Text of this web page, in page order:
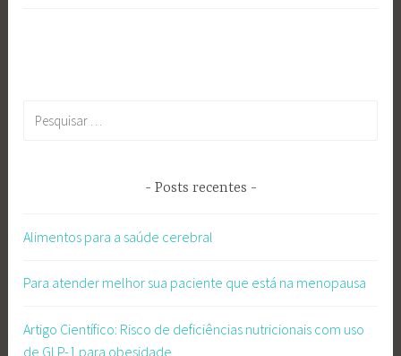
Posts recentes
Alimentos para a saúde cerebral
Para atender melhor sua paciente que está na menopausa
Artigo Científico: Risco de deficiências nutricionais com uso
de GLP-1 para obesidade